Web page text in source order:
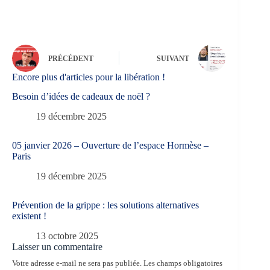
PRÉCÉDENT SUIVANT
Encore plus d'articles pour la libération !
Besoin d’idées de cadeaux de noël ?
19 décembre 2025
05 janvier 2026 – Ouverture de l’espace Hormèse –
Paris
19 décembre 2025
Prévention de la grippe : les solutions alternatives
existent !
13 octobre 2025
Laisser un commentaire
Votre adresse e-mail ne sera pas publiée. Les champs obligatoires